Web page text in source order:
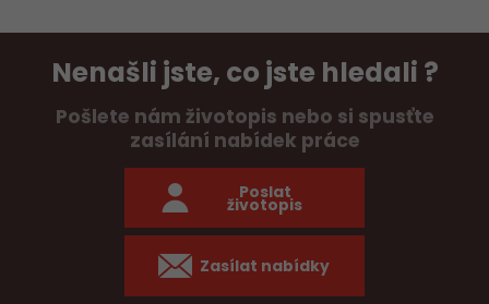
Nenašli jste, co jste hledali ?
Pošlete nám životopis nebo si spusťte
zasílání nabídek práce
Poslat
životopis
Zasílat nabídky